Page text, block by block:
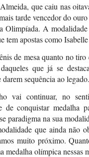
que caiu nas
tarde vencedor do
Olimpíada. A modalidade
tem apostas como
de mesa quanto no
que já se
darem sequência ao legado.
vai continuar, no
de conquistar medalha
paradigma na sua
que ainda não
muito próximo.
medalha olímpica nessas